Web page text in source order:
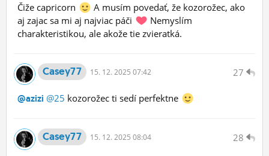
Čiže capricorn
A musím povedať, že kozorožec, ako
aj zajac sa mi aj najviac páči
Nemyslím
charakteristikou, ale akože tie zvieratká.
27
Casey77 15. 12. 2025 07:42
@azizi @25 kozorožec ti sedí perfektne
28
Casey77 15. 12. 2025 08:04